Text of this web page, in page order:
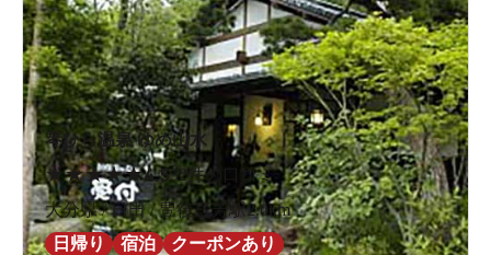
琴ひら温泉 ゆめ山水
★★★★★4.532件の口コミ
大分県 / 日田 / 豊後三芳駅2.0km
日帰り
宿泊 クーポンあり